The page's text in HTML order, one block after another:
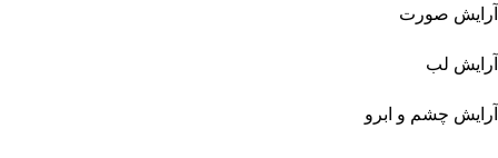
آرایش صورت
آرایش لب
آرایش چشم و ابرو